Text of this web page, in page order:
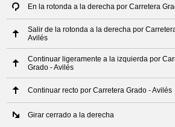
En la rotonda a la derecha por Carretera
Salir de la rotonda a la derecha por
Avilés
Continuar ligeramente a la izquierda por
Grado - Avilés
Continuar recto por Carretera Grado - Avilés
Girar cerrado a la derecha